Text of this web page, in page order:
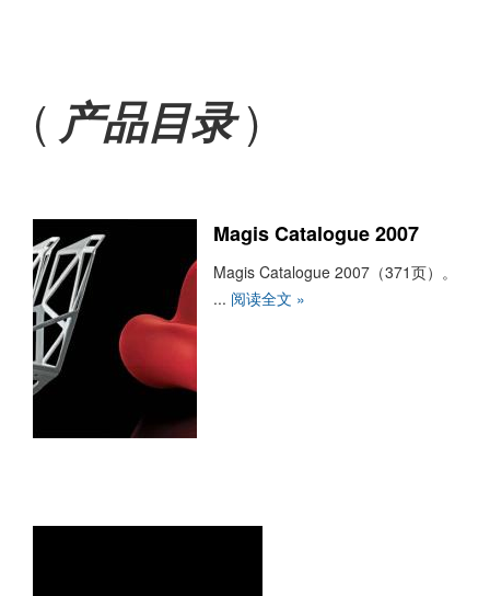
( 产品目录)
Magis Catalogue 2007
Magis Catalogue 2007（371页）。
... 阅读全文 »